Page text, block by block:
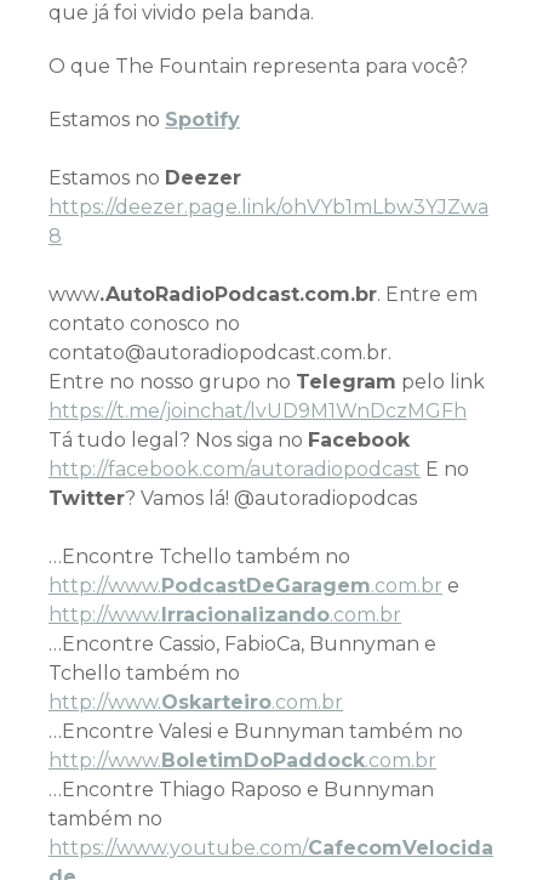
que já foi vivido pela banda.
O que The Fountain representa para você?
Estamos no Spotify
Estamos no Deezer
https://deezer.page.link/ohVYb1mLbw3YJZwa
8
www.AutoRadioPodcast.com.br. Entre em
contato conosco no
contato@autoradiopodcast.com.br.
Entre no nosso grupo no Telegram pelo link
https://t.me/joinchat/lvUD9M1WnDczMGFh
Tá tudo legal? Nos siga no Facebook
http://facebook.com/autoradiopodcast E no
Twitter? Vamos lá! @autoradiopodcas
…Encontre Tchello também no
http://www.PodcastDeGaragem.com.br e
http://www.Irracionalizando.com.br
…Encontre Cassio, FabioCa, Bunnyman e
Tchello também no
http://www.Oskarteiro.com.br
…Encontre Valesi e Bunnyman também no
http://www.BoletimDoPaddock.com.br
…Encontre Thiago Raposo e Bunnyman
também no
https://www.youtube.com/CafecomVelocida